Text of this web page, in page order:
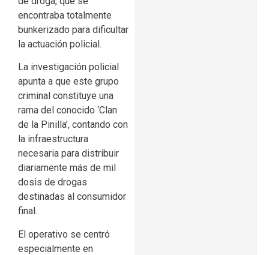
encontraba totalmente
bunkerizado para dificultar
la actuación policial.
La investigación policial
apunta a que este grupo
criminal constituye una
rama del conocido ‘Clan
de la Pinilla’, contando con
la infraestructura
necesaria para distribuir
diariamente más de mil
dosis de drogas
destinadas al consumidor
final.
El operativo se centró
especialmente en